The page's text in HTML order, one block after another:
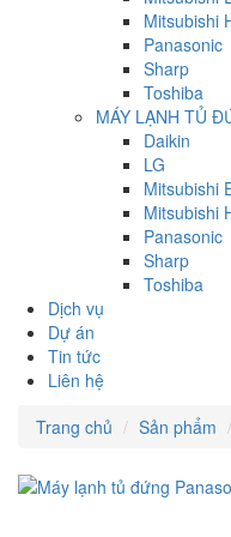
Mitsubishi
Panasonic
Sharp
Toshiba
MÁY LẠNH TỦ
Daikin
LG
Mitsubishi
Mitsubishi
Panasonic
Sharp
Toshiba
Dịch vụ
Dự án
Tin tức
Liên hệ
Trang chủ
Sản phẩm